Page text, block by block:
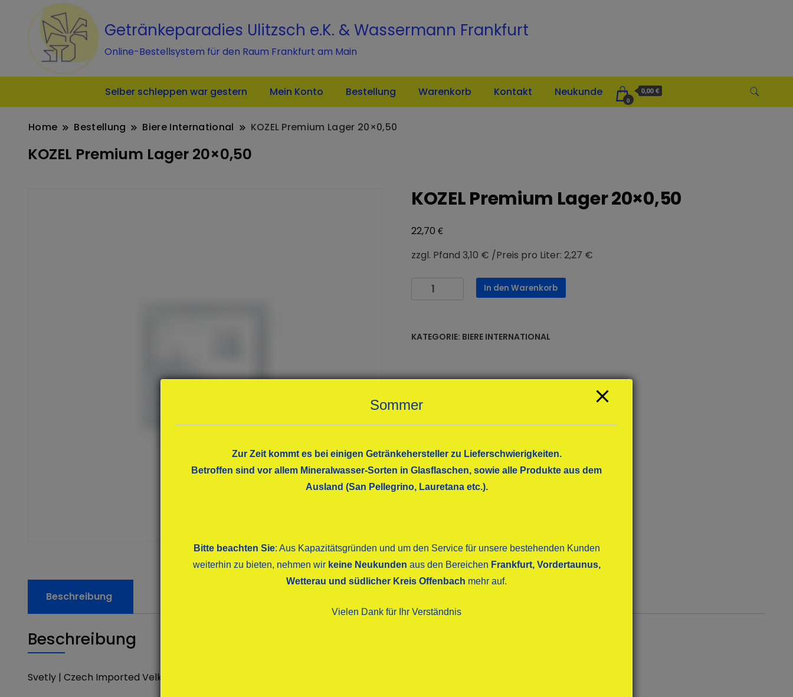
Getränkeparadies Ulitzsch e.K. & Wassermann Frankfurt
Online-Bestellsystem für den Raum Frankfurt am Main
Selber schleppen war gestern Mein Konto Bestellung Warenkorb Kontakt Neukunde
0
0,00 €
Home Bestellung Biere International KOZEL Premium Lager 20×0,50
KOZEL Premium Lager 20×0,50
KOZEL Premium Lager 20×0,50
22,70 €
zzgl. Pfand 3,10 € /Preis pro Liter: 2,27 €
KOZEL
Premium
Menge
In den Warenkorb
KATEGORIE: BIERE INTERNATIONAL
Beschreibung
Beschreibung
Svetly | Czech Imported Velkopopovicky
Sommer
Zur Zeit kommt es bei einigen Getränkehersteller zu Lieferschwierigkeiten.
Betroffen sind vor allem Mineralwasser-Sorten in Glasflaschen, sowie alle Produkte aus dem
Ausland (San Pellegrino, Lauretana etc.).
Bitte beachten Sie: Aus Kapazitätsgründen und um den Service für unsere bestehenden Kunden
weiterhin zu bieten, nehmen wirkeine Neukunden aus den Bereichen Frankfurt, Vordertaunus,
Wetterau und südlicher Kreis Offenbach mehr auf.
Vielen Dank für Ihr Verständnis